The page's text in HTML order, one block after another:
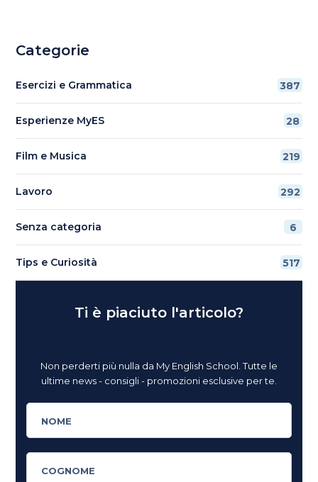
Categorie
Esercizi e Grammatica 387
Esperienze MyES 28
Film e Musica 219
Lavoro 292
Senza categoria 6
Tips e Curiosità 517
Ti è piaciuto l'articolo?
Non perderti più nulla da My English School. Tutte le
ultime news - consigli - promozioni esclusive per te.